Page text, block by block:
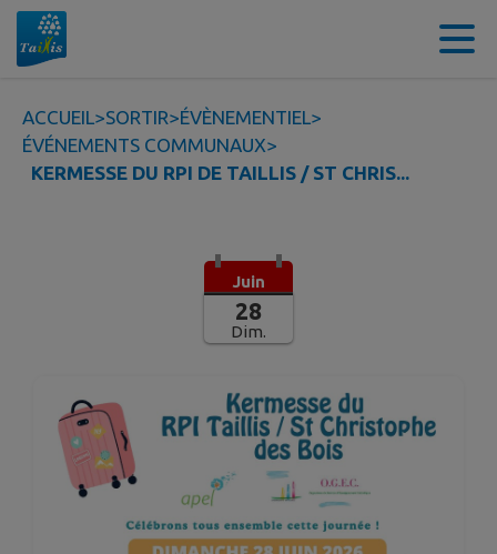
Contenu
ACCUEIL>SORTIR>ÉVÈNEMENTIEL>
ÉVÉNEMENTS COMMUNAUX>
KERMESSE DU RPI DE TAILLIS / ST CHRIS...
Juin
28
Dim.